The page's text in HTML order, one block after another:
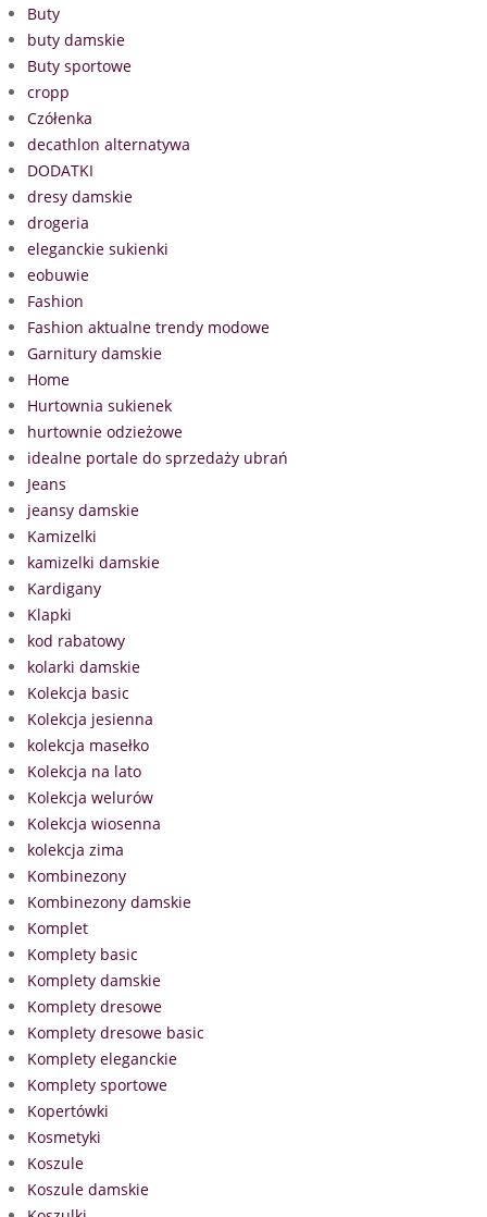
Buty
buty damskie
Buty sportowe
cropp
Czółenka
decathlon alternatywa
DODATKI
dresy damskie
drogeria
eleganckie sukienki
eobuwie
Fashion
Fashion aktualne trendy modowe
Garnitury damskie
Home
Hurtownia sukienek
hurtownie odzieżowe
idealne portale do sprzedaży ubrań
Jeans
jeansy damskie
Kamizelki
kamizelki damskie
Kardigany
Klapki
kod rabatowy
kolarki damskie
Kolekcja basic
Kolekcja jesienna
kolekcja masełko
Kolekcja na lato
Kolekcja welurów
Kolekcja wiosenna
kolekcja zima
Kombinezony
Kombinezony damskie
Komplet
Komplety basic
Komplety damskie
Komplety dresowe
Komplety dresowe basic
Komplety eleganckie
Komplety sportowe
Kopertówki
Kosmetyki
Koszule
Koszule damskie